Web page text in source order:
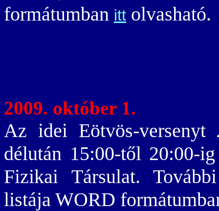
formátumban itt olvasható.
2009. október 1.
Az idei Eötvös-versenyt
délután 15:00-től 20:00-
Fizikai Társulat.
listája WORD